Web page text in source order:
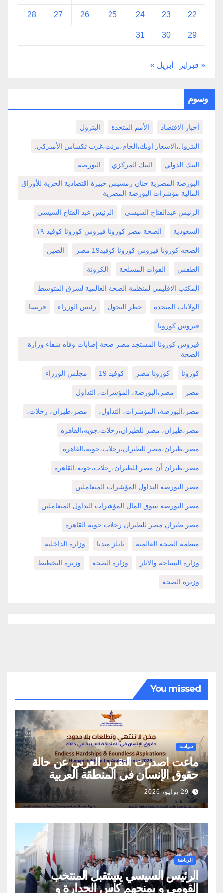
22
23
24
25
26
27
28
29
30
31
« فبراير أبريل »
وسوم
أخبار الاقتصاد الأمم المتحدة البترول
البترول،الاسعار اوبك،الخام،برنت،غرب تكساس الأميركي.
البنك الدولي البنك المركزي البورصة
البورصة المصرية حنان رمسيس خبيرة اقتصادية الحرية للأوراق
المالية مؤشرات البورصة المصرية
الرئيس عبدالفتاح السيسي الرئيس عبد الفتاح السيسي
السعودية الصحة مصر كورونا فيروس كورونا كوفيد ١٩
الصحه كورونا فيروس كورونا كوفيد19 مصر الصين
الطقس القوات المسلحة الكرونة
المكتب الاقليمي لمنظمة الصحة العالمية لشرق المتوسط
الولايات المتحدة حظر التجول رئيس الوزراء فرنسا
فيروس كورونا
فيروس كورونا المستجد مصر صحة إصابات وفاه شفاء وزارة
الصحة
كورونا كورونا مصر كوفيد 19 مجلس الوزراء
مصر مصر،البورصة، المؤشرات، التداول
مصر،البورصة، المؤشرات، التداول، مصر،طيران، رحلات،
مصر،طيران، مصر للطيران،رحلات،جويه،القاهره
مصر،طيران،مصر للطيران،رحلات،جويه،القاهره
مصر،طيران أن مصر للطيران،رحلات،جويه،القاهره
مصر البورصة التداول المؤشرات المتعاملين
مصر البورصة سوق المال المؤشرات التداول المتعاملين
مصر طيران مصر للطيران رحلات جوية القاهرة
منظمة الصحة العالمية نايلز ميديا وزارة الداخلية
وزارة السياحة والاثار وزارة الصحة وزيرة التخطيط
وزيرة الصحة
You missed
سياسة
ماعت اصدرت التقرير العربي عن حالة
حقوق الإنسان في المنطقة العربية
29 يوليو، 2026
الرياضة
الرئيس السيسي يستقبل المنتخب
القومي و يمنحهم كأس الجدارة و